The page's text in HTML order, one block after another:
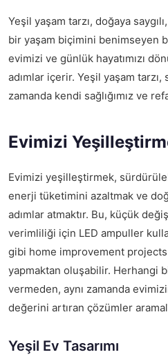
Yeşil yaşam tarzı, doğaya
bir yaşam biçimini benimseyen
evimizi ve günlük hayatımızı
adımlar içerir. Yeşil yaşam
zamanda kendi sağlığımız ve
Evimizi
Evimizi yeşilleştirmek,
enerji tüketimini azaltmak ve
adımlar atmaktır. Bu, küçük
verimliliği için LED ampuller
gibi home improvement
yapmaktan oluşabilir. Herhangi
vermeden, aynı zamanda
değerini artıran çözümler
Yeşil Ev Tasarımı